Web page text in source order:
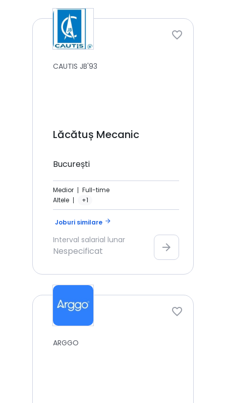
CAUTIS JB'93
Lăcătuș Mecanic
București
Medior
Full-time
Altele
+1
Joburi similare arrow_forward
Interval salarial lunar
Nespecificat arrow_forward
ARGGO